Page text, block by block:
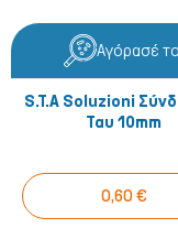
Αγόρασέ
S.T.A Soluzioni
Ταυ 10mm
0,60 €